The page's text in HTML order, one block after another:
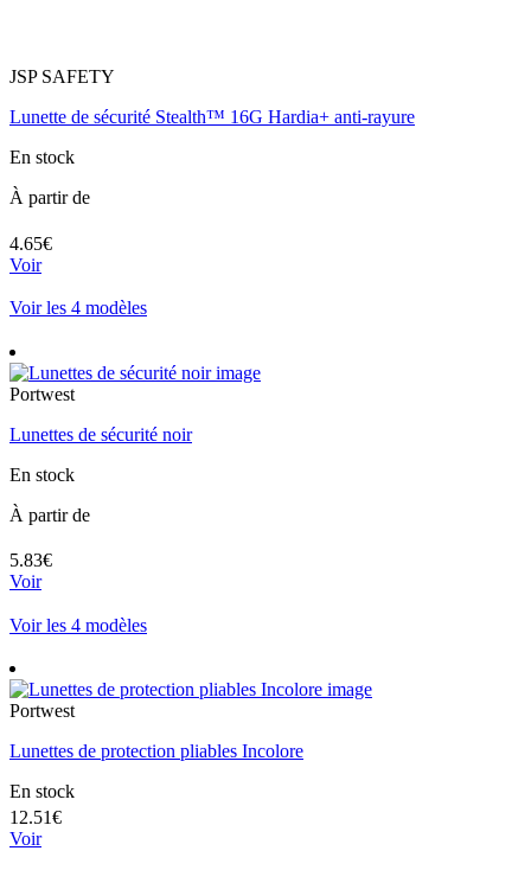
JSP SAFETY
Lunette de sécurité Stealth™ 16G Hardia+ anti-rayure
En stock
À partir de
4.65€
Voir
Voir les 4 modèles
Portwest
Lunettes de sécurité noir
En stock
À partir de
5.83€
Voir
Voir les 4 modèles
Portwest
Lunettes de protection pliables Incolore
En stock
12.51€
Voir